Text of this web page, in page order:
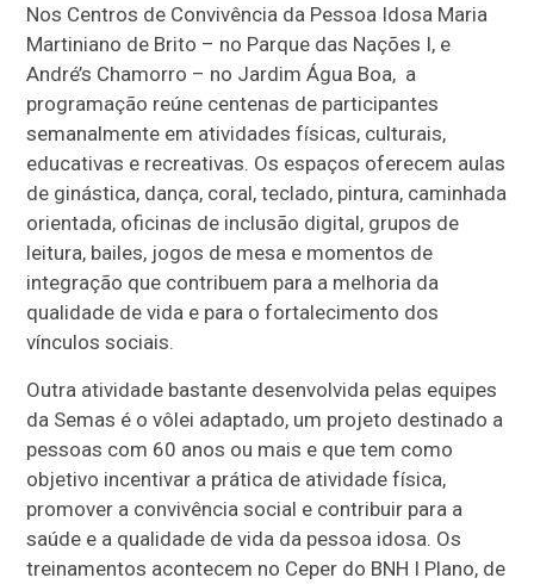
Nos Centros de Convivência da Pessoa Idosa Maria
Martiniano de Brito – no Parque das Nações I, e
André’s Chamorro – no Jardim Água Boa, a
programação reúne centenas de participantes
semanalmente em atividades físicas, culturais,
educativas e recreativas. Os espaços oferecem aulas
de ginástica, dança, coral, teclado, pintura, caminhada
orientada, oficinas de inclusão digital, grupos de
leitura, bailes, jogos de mesa e momentos de
integração que contribuem para a melhoria da
qualidade de vida e para o fortalecimento dos
vínculos sociais.
Outra atividade bastante desenvolvida pelas equipes
da Semas é o vôlei adaptado, um projeto destinado a
pessoas com 60 anos ou mais e que tem como
objetivo incentivar a prática de atividade física,
promover a convivência social e contribuir para a
saúde e a qualidade de vida da pessoa idosa. Os
treinamentos acontecem no Ceper do BNH I Plano, de